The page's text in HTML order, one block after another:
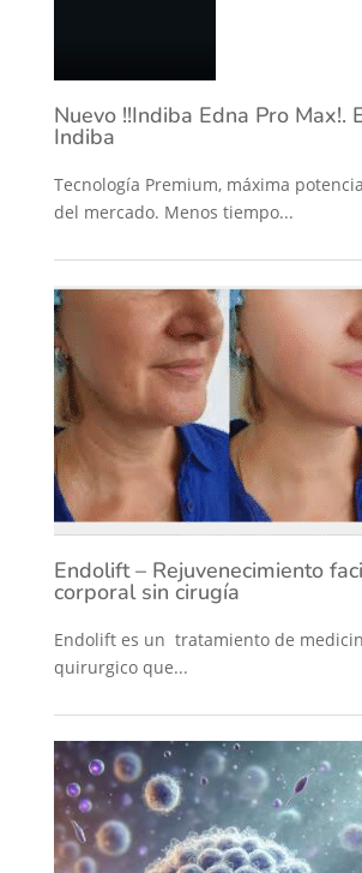
Nuevo !!Indiba Edna Pro Max!.
Indiba
Tecnología Premium, máxima
del mercado. Menos tiempo...
Endolift – Rejuvenecimiento
corporal sin cirugía
Endolift es un tratamiento de
quirurgico que...